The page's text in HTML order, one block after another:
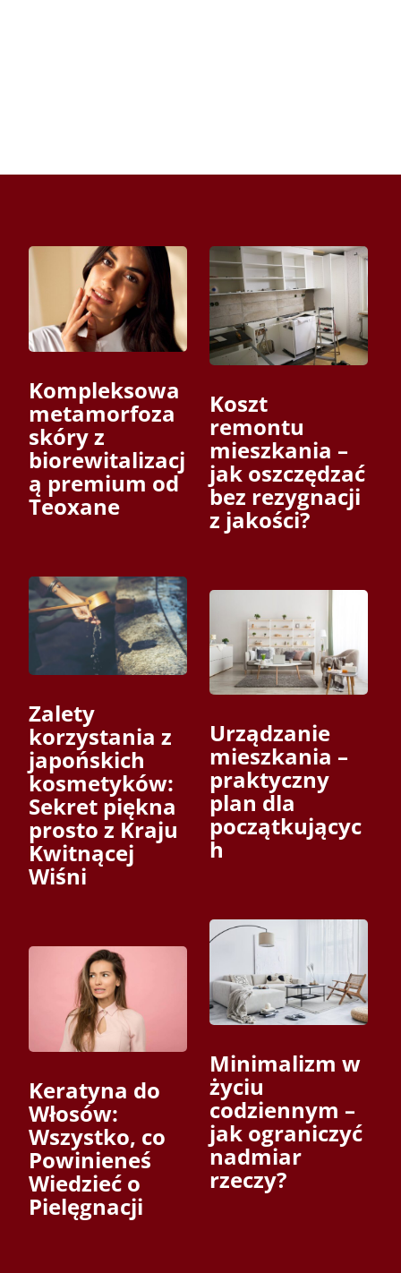
Kompleksowa
metamorfoza
skóry z
biorewitalizacj
ą premium od
Teoxane
Zalety
korzystania z
japońskich
kosmetyków:
Sekret piękna
prosto z Kraju
Kwitnącej
Wiśni
Keratyna do
Włosów:
Wszystko, co
Powinieneś
Wiedzieć o
Pielęgnacji
Koszt
remontu
mieszkania –
jak oszczędzać
bez rezygnacji
z jakości?
Urządzanie
mieszkania –
praktyczny
plan dla
początkującyc
h
Minimalizm w
życiu
codziennym –
jak ograniczyć
nadmiar
rzeczy?